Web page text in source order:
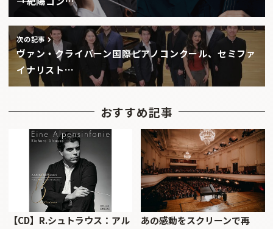
次の記事
ヴァン・クライバーン国際ピアノコンクール、セミファ
イナリスト…
おすすめ記事
【CD】R.シュトラウス：アル
あの感動をスクリーンで再